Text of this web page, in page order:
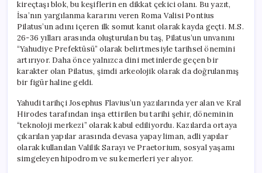
kireçtaşı blok, bu keşiflerin en dikkat çekici olanı. Bu yazıt,
İsa’nın yargılanma kararını veren Roma Valisi Pontius
Pilatus’un adını içeren ilk somut kanıt olarak kayda geçti. M.S.
26-36 yılları arasında oluşturulan bu taş, Pilatus’un unvanını
“Yahudiye Prefektüsü” olarak belirtmesiyle tarihsel önemini
artırıyor. Daha önce yalnızca dini metinlerde geçen bir
karakter olan Pilatus, şimdi arkeolojik olarak da doğrulanmış
bir figür haline geldi.
Yahudi tarihçi Josephus Flavius’un yazılarında yer alan ve Kral
Hirodes tarafından inşa ettirilen bu tarihi şehir, döneminin
“teknoloji merkezi” olarak kabul ediliyordu. Kazılarda ortaya
çıkarılan yapılar arasında devasa yapay liman, adli yapılar
olarak kullanılan Valilik Sarayı ve Praetorium, sosyal yaşamı
simgeleyen hipodrom ve su kemerleri yer alıyor.